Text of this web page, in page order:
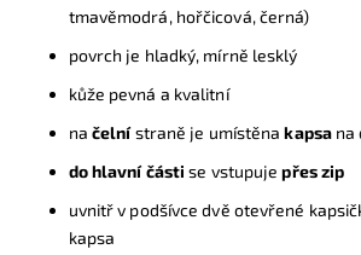
tmavěmodrá, hořčicová, černá)
povrch je hladký, mírně lesklý
kůže pevná a kvalitní
na čelnístraně je umístěna kapsa na
do hlavní částise vstupuje přes zip
uvnitř v podšívce dvě otevřené
kapsa